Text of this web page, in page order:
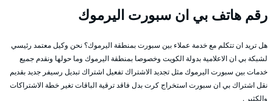
رقم هاتف بي ان سبورت اليرموك
هل تريد ان تتكلم مع خدمة عملاء بين سبورت بمنطقة اليرموك؟ نحن وكيل معتمد رئيسي
لشبكة بي ان الاعلامية بدولة الكويت وخصوصا بمنطقة اليرموك وما حولها ونقدم جميع
خدمات بين سبورت اليرموك مثل تجديد الاشتراك تفعيل اشتراك تبديل رسيفر جديد بقديم
نقل اشتراك بي ان سبورت استخراج كرت بدل فاقد ترقية الباقات تغير خطة الاشتراكات
والكثير .